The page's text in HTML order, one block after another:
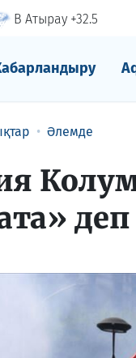
В Атырау +32.5
Әлемде